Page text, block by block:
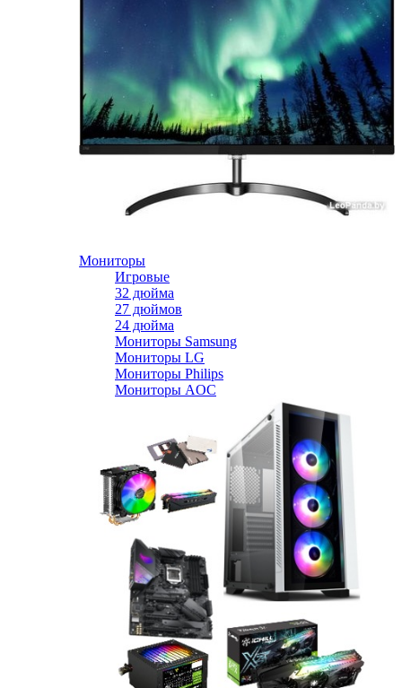
Мониторы
Игровые
32 дюйма
27 дюймов
24 дюйма
Мониторы Samsung
Мониторы LG
Мониторы Philips
Мониторы AOC